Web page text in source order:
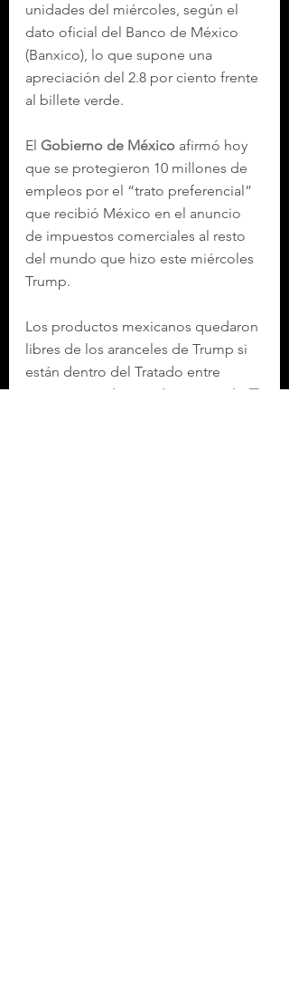
unidades del miércoles, según el
dato oficial del Banco de México
(Banxico), lo que supone una
apreciación del 2.8 por ciento frente
al billete verde.
El Gobierno de México afirmó hoy
que se protegieron 10 millones de
empleos por el “trato preferencial”
que recibió México en el anuncio
de impuestos comerciales al resto
del mundo que hizo este miércoles
Trump.
Los productos mexicanos quedaron
libres de los aranceles de Trump si
están dentro del Tratado entre
México, Estados Unidos y Canadá (T-